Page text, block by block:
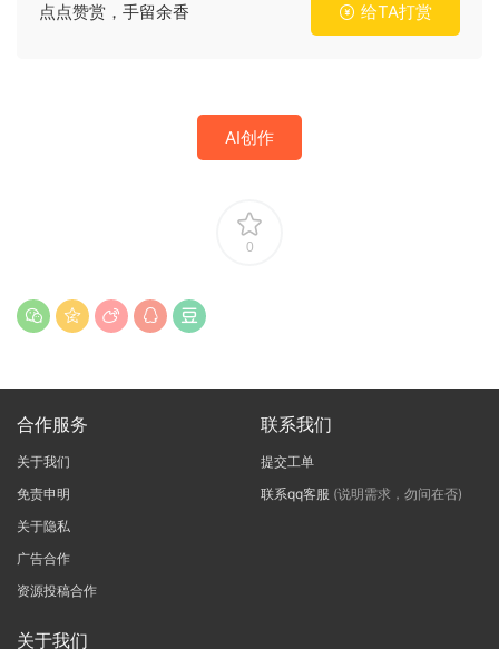
点点赞赏，手留余香 给TA打赏
AI创作
0
合作服务
关于我们
免责申明
关于隐私
广告合作
资源投稿合作
联系我们
提交工单
联系qq客服 (说明需求，勿问在否)
关于我们